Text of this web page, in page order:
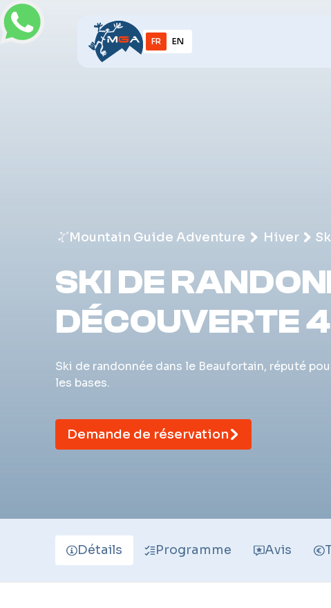
FR EN
Mountain Guide Adventure Hiver
SKI DE
DÉCOUVERTE
Ski de randonnée dans le Beaufortain, réputé
les bases.
Demande de réservation
Détails Programme Avis